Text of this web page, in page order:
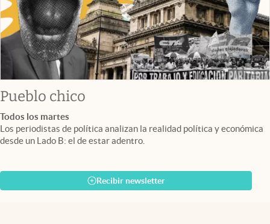
Pueblo chico
Todos los martes
Los periodistas de política analizan la realidad política y económica
desde un Lado B: el de estar adentro.
Recibir newsletter